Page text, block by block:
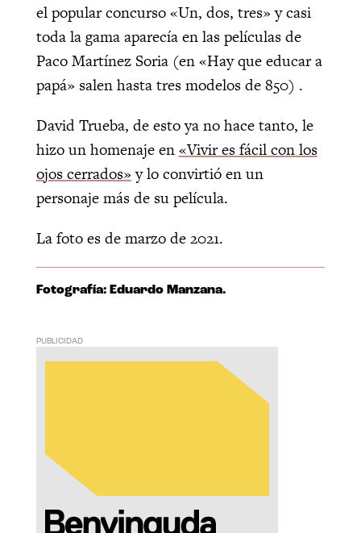
el popular concurso «Un, dos, tres» y casi
toda la gama aparecía en las películas de
Paco Martínez Soria (en «Hay que educar a
papá» salen hasta tres modelos de 850) .
David Trueba, de esto ya no hace tanto, le
hizo un homenaje en«Vivir es fácil con los
ojos cerrados»y lo convirtió en un
personaje más de su película.
La foto es de marzo de 2021.
Fotografía: Eduardo Manzana.
PUBLICIDAD